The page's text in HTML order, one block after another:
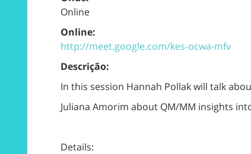
Online
Online:
http://meet.google.com/kes-ocwa-mfv
Descrição:
In this session Hannah Pollak will talk
Juliana Amorim about QM/MM insights
Details: